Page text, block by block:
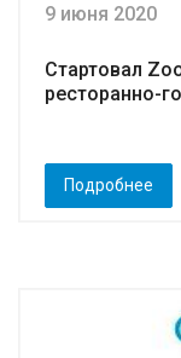
9 июня 2020
Стартовал
ресторанно-
Подробнее